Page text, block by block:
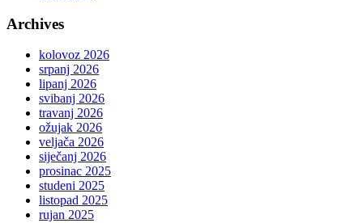
Archives
kolovoz 2026
srpanj 2026
lipanj 2026
svibanj 2026
travanj 2026
ožujak 2026
veljača 2026
siječanj 2026
prosinac 2025
studeni 2025
listopad 2025
rujan 2025